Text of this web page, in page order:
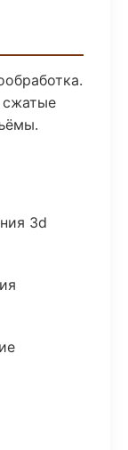
сжатые
3d